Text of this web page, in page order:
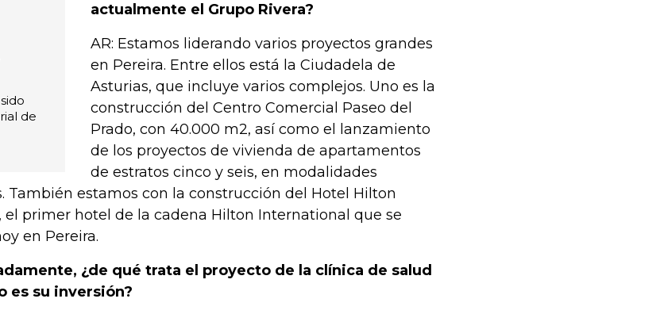
de
actualmente el Grupo Rivera?
AR: Estamos liderando varios proyectos grandes
en Pereira. Entre ellos está la Ciudadela de
Asturias, que incluye varios complejos. Uno es la
construcción del Centro Comercial Paseo del
Prado, con 40.000 m2, así como el lanzamiento
de los proyectos de vivienda de apartamentos
de estratos cinco y seis, en modalidades
También estamos con la construcción del Hotel Hilton
el primer hotel de la cadena Hilton International que se
en Pereira.
¿de qué trata el proyecto de la clínica de salud
es su inversión?